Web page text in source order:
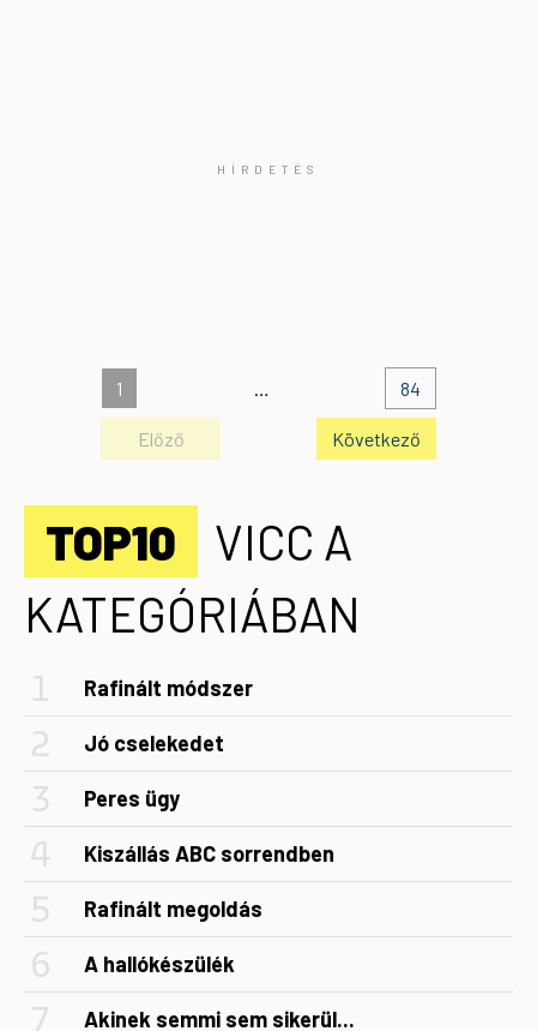
Előző
1 … 84
Következő
TOP10
VICC A
KATEGÓRIÁBAN
Rafinált módszer
Jó cselekedet
Peres ügy
Kiszállás ABC sorrendben
Rafinált megoldás
A hallókészülék
Akinek semmi sem sikerül...